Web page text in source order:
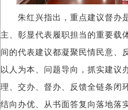
朱红兴指出，重点建议督办
主、彰显代表履职担当的重要载
间的代表建议都凝聚民情民意、
以人为本、问题导向，抓实建议
理、交办、督办、反馈全链条闭
结向办优、从书面答复向落地落